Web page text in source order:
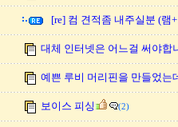
[re] 컴 견적좀 내주실분 (램
대체 인터넷은 어느걸 써야합
예쁜 루비 머리핀을 만들었는
보이스 피싱 (2)